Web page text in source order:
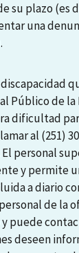
su plazo (es
una
Público de la
dificultad
al (251)
personal
y permite
a diario
de la
puede
deseen